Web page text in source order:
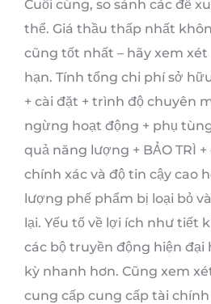
Cuối cùng, so sánh các đề
thể. Giá thầu thấp nhất
cũng tốt nhất – hãy xem
hạn. Tính tổng chi phí sở
+ cài đặt + trình độ chuyên
ngừng hoạt động + phụ
quả năng lượng + BẢO TRÌ
chính xác và độ tin cậy cao
lượng phế phẩm bị loại bỏ
lại. Yếu tố về lợi ích như tiết
các bộ truyền động hiện đại
kỳ nhanh hơn. Cũng xem
cung cấp cung cấp tài